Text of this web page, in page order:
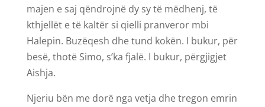
majen e saj qëndrojnë dy sy të mëdhenj, të
kthjellët e të kaltër si qielli pranveror mbi
Halepin. Buzëqesh dhe tund kokën. I bukur, për
besë, thotë Simo, s’ka fjalë. I bukur, përgjigjet
Aishja.
Njeriu bën me dorë nga vetja dhe tregon emrin